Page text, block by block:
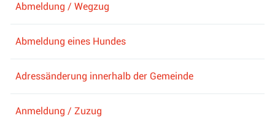
Abmeldung / Wegzug
Abmeldung eines Hundes
Adressänderung innerhalb der Gemeinde
Anmeldung / Zuzug